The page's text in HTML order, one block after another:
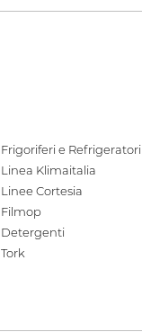
Frigoriferi e Refrigeratori
Linea Klimaitalia
Linee Cortesia
Filmop
Detergenti
Tork